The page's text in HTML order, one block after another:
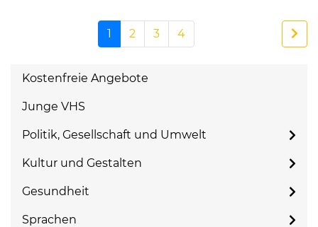
1 2 3 4
Kostenfreie Angebote
Junge VHS
Politik, Gesellschaft und Umwelt
Kultur und Gestalten
Gesundheit
Sprachen